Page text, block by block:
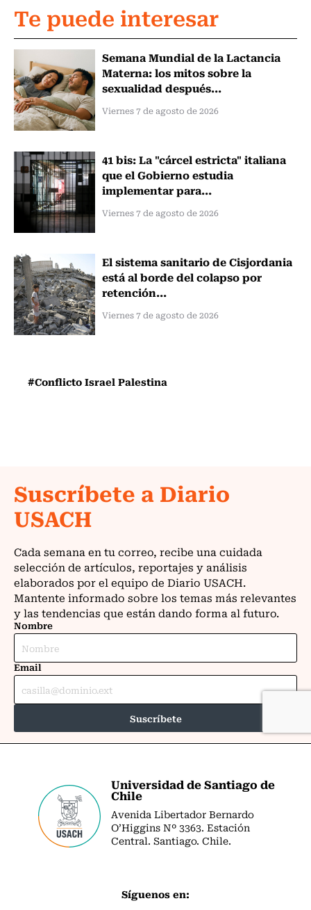
Te puede interesar
Semana Mundial de la Lactancia
Materna: los mitos sobre la
sexualidad después...
Viernes 7 de agosto de 2026
41 bis: La "cárcel estricta" italiana
que el Gobierno estudia
implementar para...
Viernes 7 de agosto de 2026
El sistema sanitario de Cisjordania
está al borde del colapso por
retención...
Viernes 7 de agosto de 2026
#Conflicto Israel Palestina
Universidad de Santiago de
Chile
Avenida Libertador Bernardo
O’Higgins Nº 3363. Estación
Central. Santiago. Chile.
Síguenos en: